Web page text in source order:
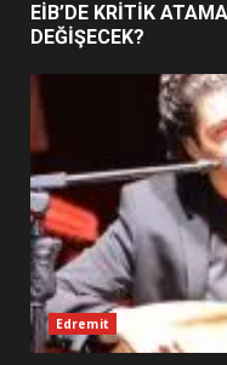
EİB’DE KRİTİK
DEĞİŞECEK?
Edremit